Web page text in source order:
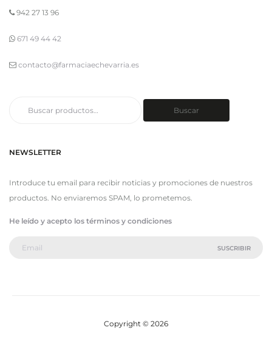
942 27 13 96
671 49 44 42
contacto@farmaciaechevarria.es
Buscar
NEWSLETTER
Introduce tu email para recibir noticias y promociones de nuestros
productos. No enviaremos SPAM, lo prometemos.
He leído y acepto los términos y condiciones
Copyright © 2026